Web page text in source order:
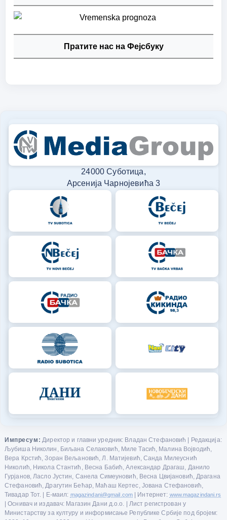
Пратите нас на Фејсбуку
24000 Суботица,
Арсенија Чарнојевића 3
Импресум: Директор и главни уредник: Владан Стефановић | Редакција:
Љубиша Николин, Биљана Селаковић, Миле Тасић, Малина Војводић,
Вера Крстић, Зоран Вељановић, Л. Матијевић, Санда Милеуснић
Николић, Никола Стантић, Весна Бабић, Александар Драгаш, Данило
Гурјанов, Ласло Јустин, Санела Симеуновић, Весна Цвијановић, Драгана
Стефановић, Драгутин Бећар, Маћаш Кертес, Јована Стефановић,
Тивадар Тот. | Е-маил: magazindani@gmail.com | Интернет: www.magazindani.rs
| Оснивач и издавач: Магазин Дани д.о.о. | Лист регистрован у
Министарству за културу и информисање Републике Србије под бројем: